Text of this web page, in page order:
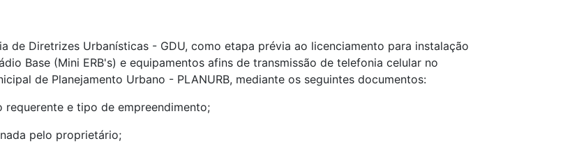
de Diretrizes Urbanísticas - GDU, como etapa prévia ao licenciamento para instalação
Base (Mini ERB's) e equipamentos afins de transmissão de telefonia celular no
de Planejamento Urbano - PLANURB, mediante os seguintes documentos:
e tipo de empreendimento;
pelo proprietário;